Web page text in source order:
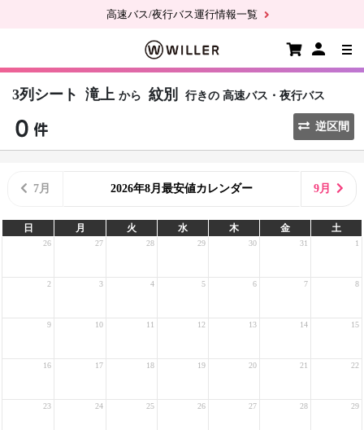
高速バス/夜行バス運行情報一覧
3列シート 滝上 から 紋別 行きの 高速バス・夜行バス
逆区間
7月 2026年8月最安値カレンダー 9月
日 月 火 水 木 金 土
26 27 28 29 30 31 1
2 3 4 5 6 7 8
9 10 11 12 13 14 15
16 17 18 19 20 21 22
23 24 25 26 27 28 29